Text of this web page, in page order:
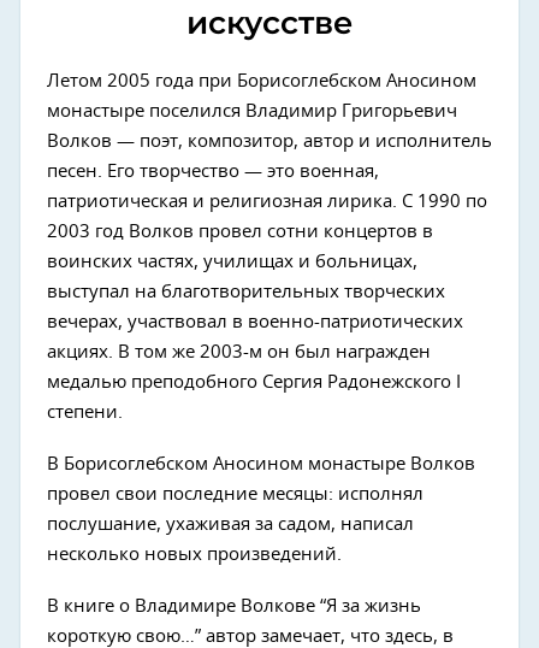
искусстве
Летом 2005 года при Борисоглебском Аносином
монастыре поселился Владимир Григорьевич
Волков — поэт, композитор, автор и исполнитель
песен. Его творчество — это военная,
патриотическая и религиозная лирика. С 1990 по
2003 год Волков провел сотни концертов в
воинских частях, училищах и больницах,
выступал на благотворительных творческих
вечерах, участвовал в военно-патриотических
акциях. В том же 2003-м он был награжден
медалью преподобного Сергия Радонежского I
степени.
В Борисоглебском Аносином монастыре Волков
провел свои последние месяцы: исполнял
послушание, ухаживая за садом, написал
несколько новых произведений.
В книге о Владимире Волкове “Я за жизнь
короткую свою…” автор замечает, что здесь, в